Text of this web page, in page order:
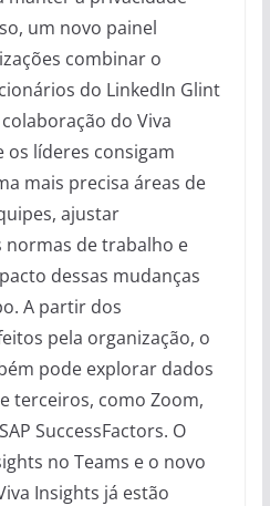
um novo painel
combinar o
do LinkedIn Glint
do Viva
os líderes consigam
mais precisa áreas de
ajustar
normas de trabalho e
dessas mudanças
A partir dos
pela organização, o
pode explorar dados
terceiros, como Zoom,
SuccessFactors. O
no Teams e o novo
Insights já estão